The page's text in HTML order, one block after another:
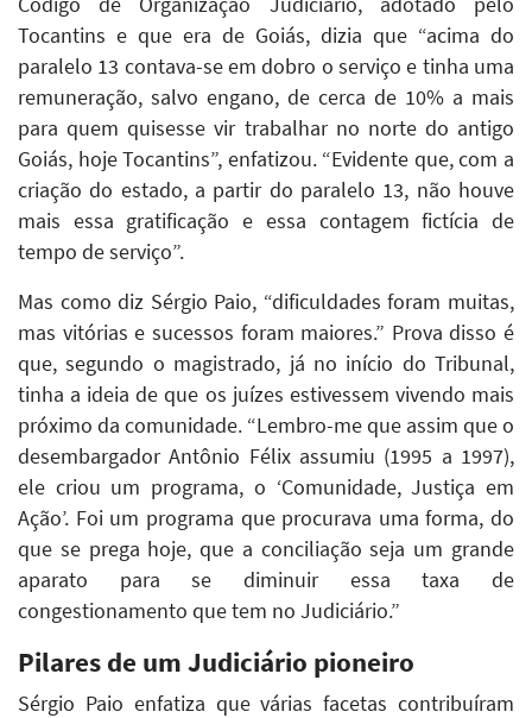
Tocantins e que era de Goiás, dizia que “acima do
paralelo 13 contava-se em dobro o serviço e tinha uma
remuneração, salvo engano, de cerca de 10% a mais
para quem quisesse vir trabalhar no norte do antigo
Goiás, hoje Tocantins”, enfatizou. “Evidente que, com a
criação do estado, a partir do paralelo 13, não houve
mais essa gratificação e essa contagem fictícia de
tempo de serviço”.
Mas como diz Sérgio Paio, “dificuldades foram muitas,
mas vitórias e sucessos foram maiores.” Prova disso é
que, segundo o magistrado, já no início do Tribunal,
tinha a ideia de que os juízes estivessem vivendo mais
próximo da comunidade. “Lembro-me que assim que o
desembargador Antônio Félix assumiu (1995 a 1997),
ele criou um programa, o ‘Comunidade, Justiça em
Ação’. Foi um programa que procurava uma forma, do
que se prega hoje, que a conciliação seja um grande
aparato para se diminuir essa taxa de
congestionamento que tem no Judiciário.”
Pilares de um Judiciário pioneiro
Sérgio Paio enfatiza que várias facetas contribuíram